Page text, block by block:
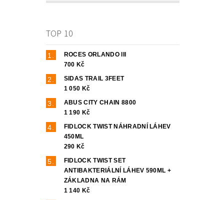
TOP 10
ROCES ORLANDO III
700 Kč
SIDAS TRAIL 3FEET
1 050 Kč
ABUS CITY CHAIN 8800
1 190 Kč
FIDLOCK TWIST NÁHRADNÍ LÁHEV
450ML
290 Kč
FIDLOCK TWIST SET
ANTIBAKTERIÁLNÍ LÁHEV 590ML +
ZÁKLADNA NA RÁM
1 140 Kč